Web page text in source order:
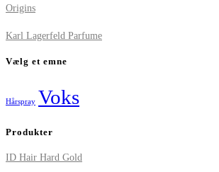
Origins
Karl Lagerfeld Parfume
Vælg et emne
Hårspray Voks
Produkter
ID Hair Hard Gold